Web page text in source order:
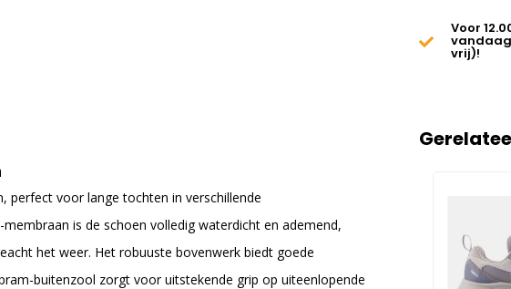
Voor
vrij)!
perfect voor lange tochten in verschillende
is de schoen volledig waterdicht en ademend,
het weer. Het robuuste bovenwerk biedt goede
buitenzool zorgt voor uitstekende grip op uiteenlopende